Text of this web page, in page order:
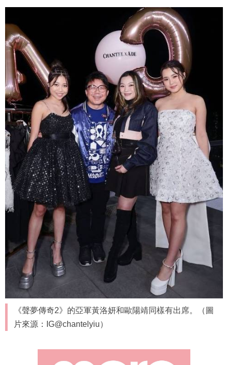
《聲夢傳奇2》的亞軍黃洛妍和歐陽靖同樣有出席。（圖
片來源：IG@chantelyiu）